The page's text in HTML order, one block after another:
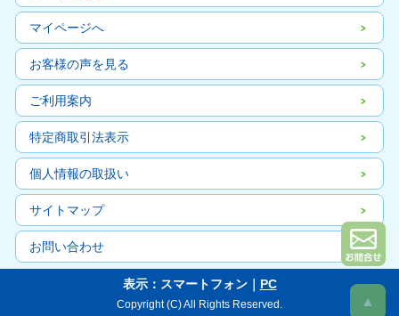
マイページへ
お客様の声を見る
ご利用案内
特定商取引法表示
個人情報の取扱い
サイトマップ
お問い合わせ
表示：スマートフォン｜ PC
Copyright (C) All Rights Reserved. ▲